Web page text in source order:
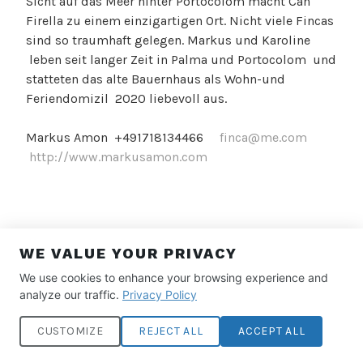
Firella zu einem einzigartigen Ort. Nicht viele Fincas
sind so traumhaft gelegen. Markus und Karoline
leben seit langer Zeit in Palma und Portocolom und
statteten das alte Bauernhaus als Wohn-und
Feriendomizil 2020 liebevoll aus.
Markus Amon +491718134466 finca@me.com
http://www.markusamon.com
WE VALUE YOUR PRIVACY
We use cookies to enhance your browsing experience and
analyze our traffic. Privacy Policy
CUSTOMIZE REJECT ALL ACCEPT ALL